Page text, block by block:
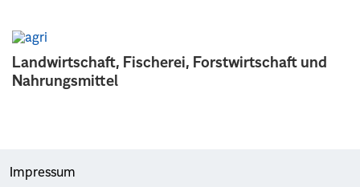
Landwirtschaft, Fischerei, Forstwirtschaft und
Nahrungsmittel
Impressum